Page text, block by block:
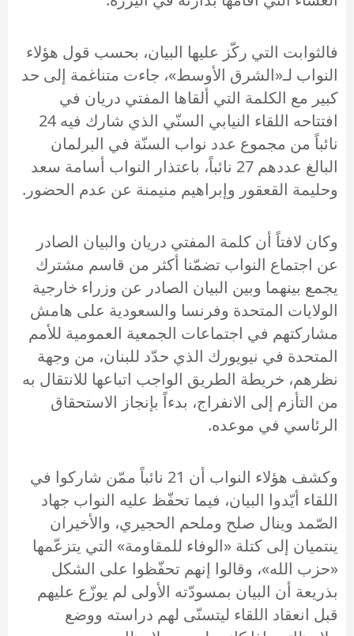
فالثوابت التي ركّز عليها البيان، بحسب قول هؤلاء
النواب لـ«الشرق الأوسط»، جاءت متناغمة إلى حد
كبير مع الكلمة التي ألقاها المفتي دريان في
افتتاحه اللقاء النيابي السنّي الذي شارك فيه 24
نائباً من مجموع عدد نواب السنّة في البرلمان
البالغ عددهم 27 نائباً، باعتذار النواب أسامة سعد
وحليمة القعقور وإبراهيم منيمنة عن عدم الحضور.
وكان لافتاً أن كلمة المفتي دريان والبيان الصادر
عن اجتماع النواب تضمّنا أكثر من قاسم مشترك
يجمع بينهما وبين البيان الصادر عن وزراء خارجية
الولايات المتحدة وفرنسا والسعودية على هامش
مشاركتهم في اجتماعات الجمعية العمومية للأمم
المتحدة في نيويورك الذي حدّد للبنان، من وجهة
نظرهم، خريطة الطريق الواجب اتباعها للانتقال به
من التأزم إلى الانفراج، بدءاً بإنجاز الاستحقاق
الرئاسي في موعده.
وكشف هؤلاء النواب أن 21 نائباً ممّن شاركوا في
اللقاء أيّدوا البيان، فيما تحفّظ عليه النواب جهاد
الصّمد وينال صلح وملحم الحجيري، والأخيران
ينتميان إلى كتلة «الوفاء للمقاومة» التي يتزعّمها
«حزب الله»، وقالوا إنهم تحفّظوا على الشكل
بذريعة أن البيان بمسودّته الأولى لم يوزّع عليهم
قبل انعقاد اللقاء ليتسنّى لهم دراسته ووضع